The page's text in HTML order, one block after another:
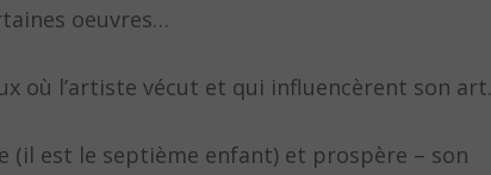
oeuvres…
où l’artiste vécut et qui influencèrent son art.
(il est le septième enfant) et prospère – son